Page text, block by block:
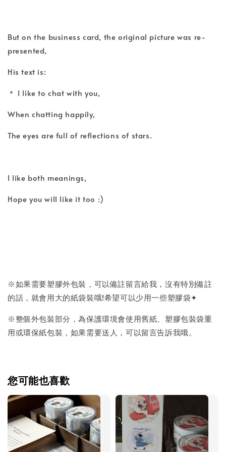
But on the business card, the original picture was re-
presented,
His text is:
＊ I like to chat with you,
When chatting happily,
The eyes are full of reflections of stars.
I like both meanings,
Hope you will like it too :)
※如果需要塑膠外包裝，可以備註留言給我，沒有特別備註
的話，就會用大的紙袋裝哦!希望可以少用一些塑膠袋✦
※整個外包裝部分，為保護環境會使用舊紙、塑膠包裝袋重
用或環保紙包裝，如果需要送人，可以留言告訴我哦。
您可能也喜歡